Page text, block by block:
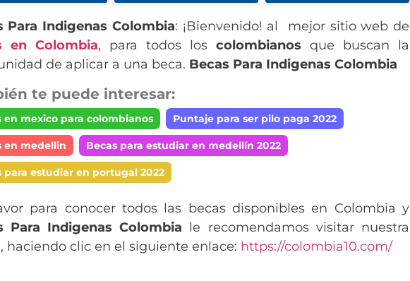
Para Indigenas Colombia: ¡Bienvenido! al mejor sitio web de
en Colombia, para todos los colombianos que buscan la
de aplicar a una beca. Becas Para Indigenas Colombia
te puede interesar:
en mexico para colombianos Puntaje para ser pilo paga 2022
en medellin Becas para estudiar en medellín 2022
para estudiar en portugal 2022
para conocer todos las becas disponibles en Colombia y
Para Indigenas Colombia le recomendamos visitar nuestra
haciendo clic en el siguiente enlace: https://colombia10.com/